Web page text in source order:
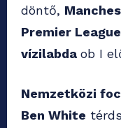
döntő,
Premier League
vízilabda ob I
Nemzetközi
Ben White